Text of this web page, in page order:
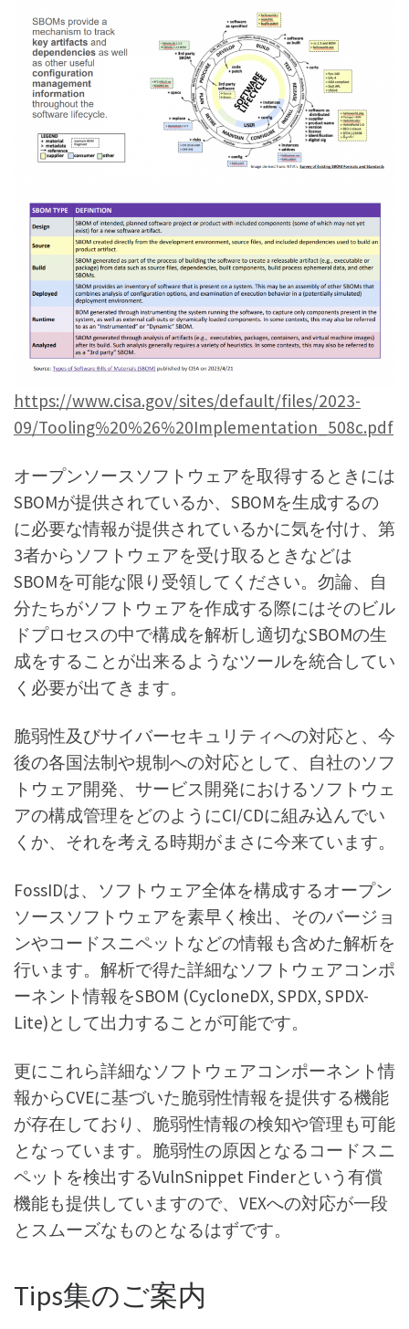
https://www.cisa.gov/sites/default/files/2023-
09/Tooling%20%26%20Implementation_508c.pdf
オープンソースソフトウェアを取得するときには
SBOMが提供されているか、SBOMを生成するの
に必要な情報が提供されているかに気を付け、第
3者からソフトウェアを受け取るときなどは
SBOMを可能な限り受領してください。勿論、自
分たちがソフトウェアを作成する際にはそのビル
ドプロセスの中で構成を解析し適切なSBOMの生
成をすることが出来るようなツールを統合してい
く必要が出てきます。
脆弱性及びサイバーセキュリティへの対応と、今
後の各国法制や規制への対応として、自社のソフ
トウェア開発、サービス開発におけるソフトウェ
アの構成管理をどのようにCI/CDに組み込んでい
くか、それを考える時期がまさに今来ています。
FossIDは、ソフトウェア全体を構成するオープン
ソースソフトウェアを素早く検出、そのバージョ
ンやコードスニペットなどの情報も含めた解析を
行います。解析で得た詳細なソフトウェアコンポ
ーネント情報をSBOM (CycloneDX, SPDX, SPDX-
Lite)として出力することが可能です。
更にこれら詳細なソフトウェアコンポーネント情
報からCVEに基づいた脆弱性情報を提供する機能
が存在しており、脆弱性情報の検知や管理も可能
となっています。脆弱性の原因となるコードスニ
ペットを検出するVulnSnippet Finderという有償
機能も提供していますので、VEXへの対応が一段
とスムーズなものとなるはずです。
Tips集のご案内